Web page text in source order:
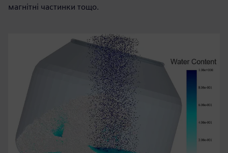
магнітні частинки тощо.